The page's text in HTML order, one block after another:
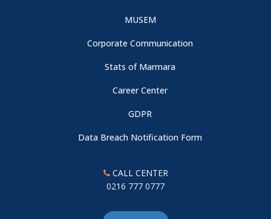
MUSEM
Corporate Communication
Stats of Marmara
Career Center
GDPR
Data Breach Notification Form
CALL CENTER
0216 777 0777